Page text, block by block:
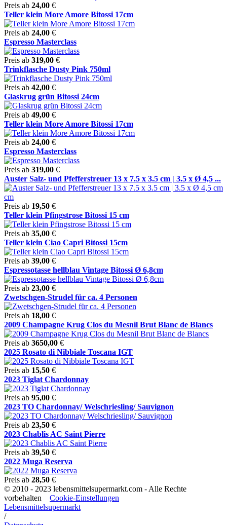
Preis ab 24,00 €
Teller klein More Amore Bitossi 17cm
Preis ab 24,00 €
Espresso Masterclass
Preis ab 319,00 €
Trinkflasche Dusty Pink 750ml
Preis ab 42,00 €
Glaskrug grün Bitossi 24cm
Preis ab 49,00 €
Teller klein More Amore Bitossi 17cm
Preis ab 24,00 €
Espresso Masterclass
Preis ab 319,00 €
Auster Salz- und Pfefferstreuer 13 x 7.5 x 3.5 cm | 3.5 x Ø 4,5 ...
Preis ab 19,50 €
Teller klein Pfingstrose Bitossi 15 cm
Preis ab 35,00 €
Teller klein Ciao Capri Bitossi 15cm
Preis ab 39,00 €
Espressotasse hellblau Vintage Bitossi Ø 6,8cm
Preis ab 23,00 €
Zwetschgen-Strudel für ca. 4 Personen
Preis ab 18,00 €
2009 Champagne Krug Clos du Mesnil Brut Blanc de Blancs
Preis ab 3650,00 €
2025 Rosato di Nibbiale Toscana IGT
Preis ab 15,50 €
2023 Tiglat Chardonnay
Preis ab 95,00 €
2023 TO Chardonnay/ Welschriesling/ Sauvignon
Preis ab 23,50 €
2023 Chablis AC Saint Pierre
Preis ab 39,50 €
2022 Muga Reserva
Preis ab 28,50 €
© 2010 - 2023 lebensmittelsupermarkt.com - Alle Rechte
vorbehalten Cookie-Einstellungen
Lebensmittelsupermarkt
/